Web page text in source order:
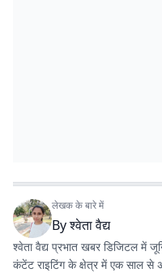
लेखक के बारे में
Byश्वेता वैद्य
श्वेता वैद्य प्रभात खबर डिजिटल में
कंटेंट राइटिंग के क्षेत्र में एक साल से